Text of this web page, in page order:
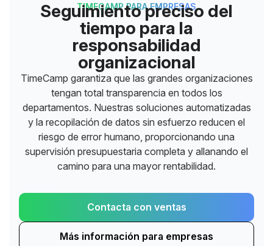
TIMECAMP PARA EMPRESAS
Seguimiento preciso del
tiempo para la
responsabilidad
organizacional
TimeCamp garantiza que las grandes organizaciones
tengan total transparencia en todos los
departamentos. Nuestras soluciones automatizadas
y la recopilación de datos sin esfuerzo reducen el
riesgo de error humano, proporcionando una
supervisión presupuestaria completa y allanando el
camino para una mayor rentabilidad.
Contacta con ventas
Más información para empresas